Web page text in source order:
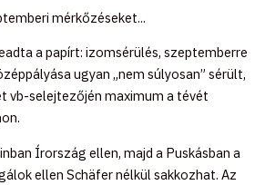
mérkőzéseket...
a papírt: izomsérülés, szeptemberre
ugyan „nem súlyosan” sérült,
vb-selejtezőjén maximum a tévét
Írország ellen, majd a Puskásban a
ellen Schäfer nélkül sakkozhat. Az